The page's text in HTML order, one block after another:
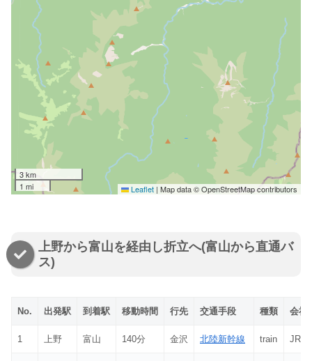
3 km
1 mi
Leaflet | Map data © OpenStreetMap contributors
上野から富山を経由し折立へ(富山から直通バ
ス)
No. 出発駅 到着駅 移動時間 行先 交通手段 種類 会社
1 上野 富山 140分 金沢 北陸新幹線 train JR東